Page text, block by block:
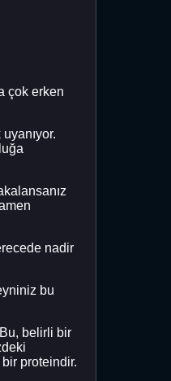
çok erken
nadir
bu
belirli bir
proteindir.